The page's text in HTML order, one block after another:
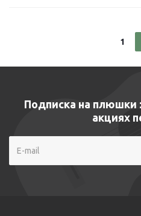
1
Подписка на плюшки
акциях